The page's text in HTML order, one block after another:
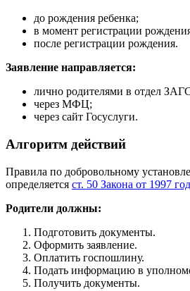
до рождения ребенка;
в момент регистрации
после регистрации рождения.
Заявление направляется:
лично родителями в отдел
через МФЦ;
через сайт Госуслуги.
Алгоритм действий
Правила по добровольному
определяется ст. 50 Закона от 1997
Родители должны:
Подготовить документы.
Оформить заявление.
Оплатить госпошлину.
Подать информацию в
Получить документы.